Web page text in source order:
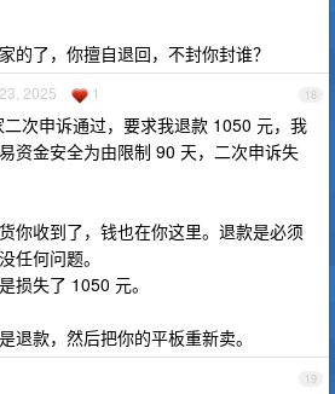
的了，你擅自退回，不封你封谁？
18
2025 1
次申诉通过，要求我退款 1050 元，我
资金安全为由限制 90 天，二次申诉失
你收到了，钱也在你这里。退款是必须
任何问题。
损失了 1050 元。
退款，然后把你的平板重新卖。
19